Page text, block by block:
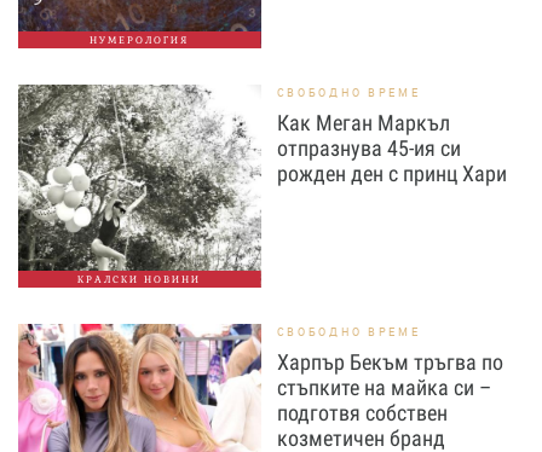
НУМЕРОЛОГИЯ
КРАЛСКИ НОВИНИ
СВОБОДНО ВРЕМЕ
Как Меган Маркъл
отпразнува 45-ия си
рожден ден с принц Хари
СВОБОДНО ВРЕМЕ
Харпър Бекъм тръгва по
стъпките на майка си –
подготвя собствен
козметичен бранд